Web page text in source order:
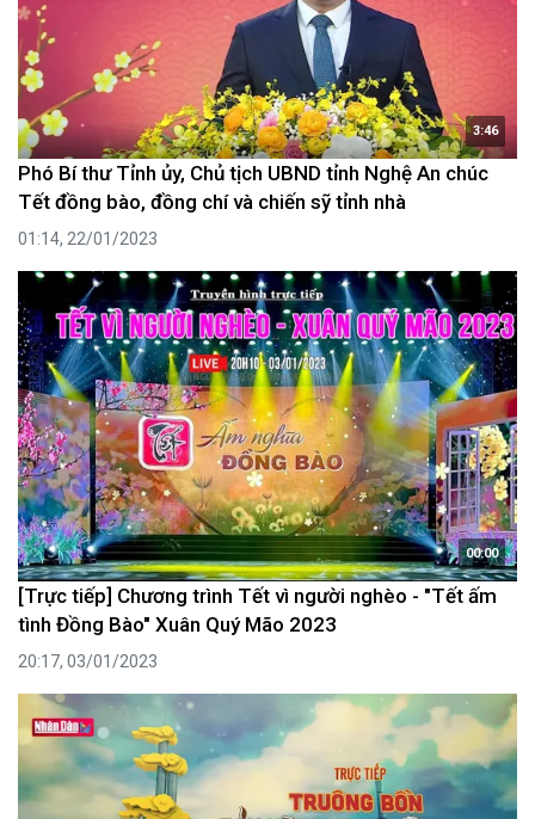
3:46
Phó Bí thư Tỉnh ủy, Chủ tịch UBND tỉnh Nghệ An chúc
Tết đồng bào, đồng chí và chiến sỹ tỉnh nhà
01:14, 22/01/2023
00:00
[Trực tiếp] Chương trình Tết vì người nghèo - "Tết ấm
tình Đồng Bào" Xuân Quý Mão 2023
20:17, 03/01/2023